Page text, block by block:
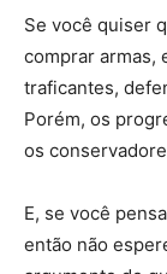
Se você quiser
comprar armas,
traficantes,
Porém, os
os
E, se você
então não